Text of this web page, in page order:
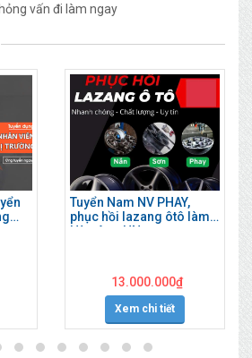
vấn đi làm ngay
Tuyển Nam NV PHAY,
phục hồi lazang ôtô làm
Hà Đông HN
13.000.000₫
Xem chi tiết